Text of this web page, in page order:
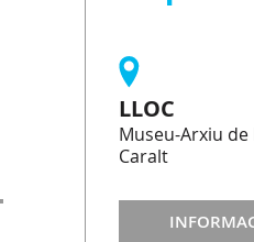
LLOC
Museu-Arxiu de
Caralt